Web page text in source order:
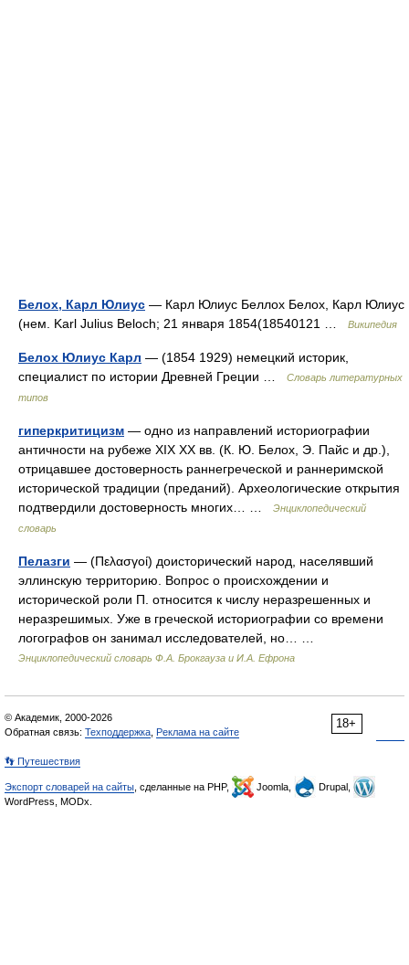
Белох, Карл Юлиус — Карл Юлиус Беллох Белох, Карл Юлиус
(нем. Karl Julius Beloch; 21 января 1854(18540121 …
Википедия
Белох Юлиус Карл — (1854 1929) немецкий историк,
специалист по истории Древней Греции …
Словарь литературных
типов
гиперкритицизм — одно из направлений историографии
античности на рубеже XIX XX вв. (К. Ю. Белох, Э. Пайс и др.),
отрицавшее достоверность раннегреческой и раннеримской
исторической традиции (преданий). Археологические открытия
подтвердили достоверность многих… …
Энциклопедический
словарь
Пелазги — (Πελασγοί) доисторический народ, населявший
эллинскую территорию. Вопрос о происхождении и
исторической роли П. относится к числу неразрешенных и
неразрешимых. Уже в греческой историографии со времени
логографов он занимал исследователей, но… …
Энциклопедический словарь Ф.А. Брокгауза и И.А. Ефрона
18+
© Академик, 2000-2026
Обратная связь: Техподдержка Реклама на сайте
👣 Путешествия
Экспорт словарей на сайты , сделанные на PHP, Joomla,
Drupal,
WordPress, MODx.